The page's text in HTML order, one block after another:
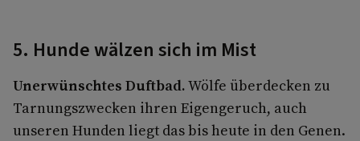
5. Hunde wälzen sich im Mist
Unerwünschtes Duftbad.Wölfe überdecken zu
Tarnungszwecken ihren Eigengeruch, auch
unseren Hunden liegt das bis heute in den Genen.